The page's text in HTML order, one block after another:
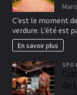
C’est le moment
verdure. L’été est
En savoir plus
de